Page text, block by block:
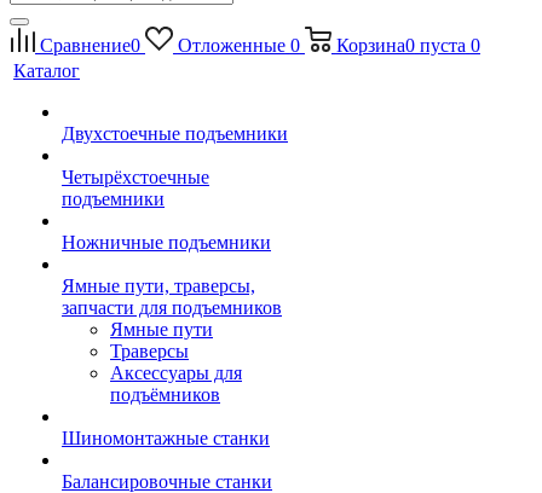
Сравнение0 Отложенные 0 Корзина0 пуста 0
Каталог
Двухстоечные подъемники
Четырёхстоечные
подъемники
Ножничные подъемники
Ямные пути, траверсы,
запчасти для подъемников
Ямные пути
Траверсы
Аксессуары для
подъёмников
Шиномонтажные станки
Балансировочные станки